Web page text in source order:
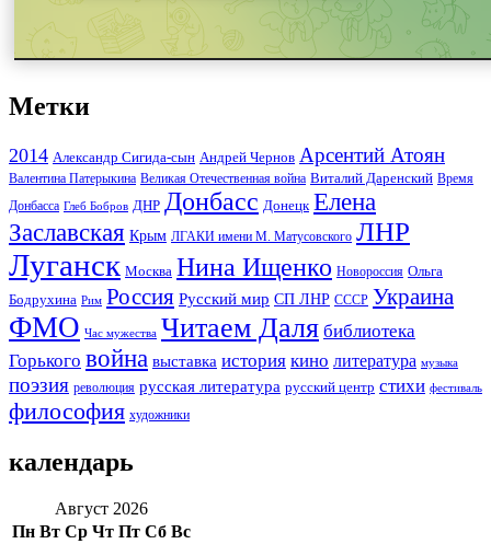
Метки
2014 Александр Сигида-сын Андрей Чернов Арсентий Атоян
Валентина Патерыкина Великая Отечественная война Виталий Даренский Время
Донбасса Глеб Бобров ДНР Донбасс Донецк Елена
Заславская Крым ЛГАКИ имени М. Матусовского ЛНР
Луганск Москва Нина Ищенко Новороссия Ольга
Бодрухина Рим Россия Русский мир СП ЛНР СССР Украина
ФМО Час мужества Читаем Даля библиотека
Горького война выставка история кино литература музыка
поэзия революция русская литература русский центр стихи фестиваль
философия художники
календарь
Август 2026
Пн Вт Ср Чт Пт Сб Вс